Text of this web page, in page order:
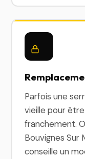
Parfois une
vieille pour
franchement.
Bouvignes Sur
conseille un